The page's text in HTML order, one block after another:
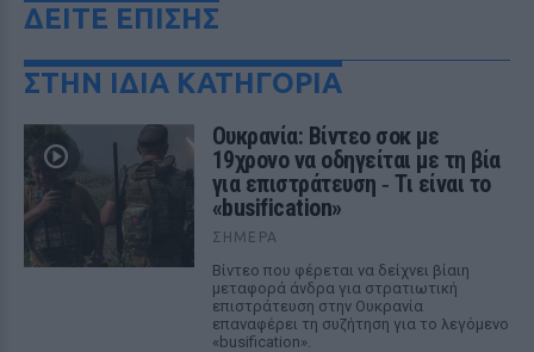
ΔΕΙΤΕ ΕΠΙΣΗΣ
ΣΤΗΝ ΙΔΙΑ ΚΑΤΗΓΟΡΙΑ
Ουκρανία: Βίντεο σοκ με
19χρονο να οδηγείται με τη βία
για επιστράτευση ‑ Τι είναι το
«busification»
ΣΉΜΕΡΑ
Βίντεο που φέρεται να δείχνει βίαιη
μεταφορά άνδρα για στρατιωτική
επιστράτευση στην Ουκρανία
επαναφέρει τη συζήτηση για το λεγόμενο
«busification».